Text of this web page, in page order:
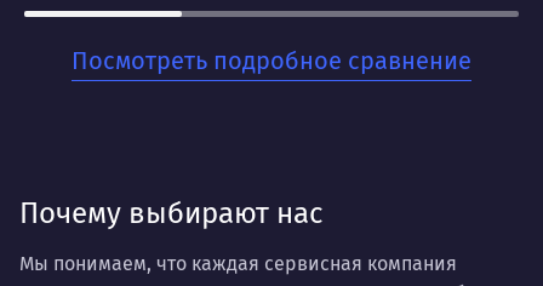
Для бизнесов, которые ценят стабильность и
Посмотреть подробное сравнение
Почему выбирают нас
Мы понимаем, что каждая сервисная компания